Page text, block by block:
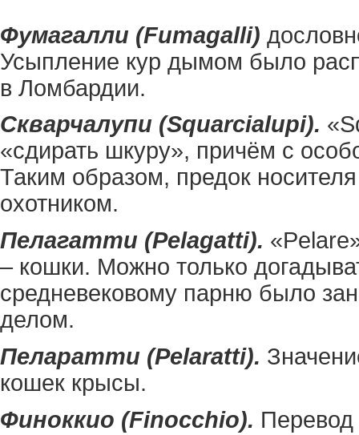
Фумагалли (Fumagalli)
Усыпление кур дымом было
в Ломбардии.
Скварчалупи (Squarcialupi).
«сдирать шкуру», причём с
Таким образом, предок
охотником.
Пелагатти (Pelagatti).
– кошки. Можно только
средневековому парню было
делом.
Пеларатти (Pelaratti).
кошек крысы.
Финоккио (Finocchio).